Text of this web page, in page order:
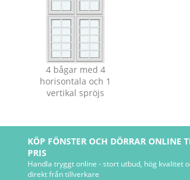
4 bågar med 4
horisontala och 1
vertikal spröjs
KÖP FÖNSTER OCH DÖRRAR ONLINE
PRIS
Handla tryggt online - stort utbud, hög kvalitet
direkt från tillverkare